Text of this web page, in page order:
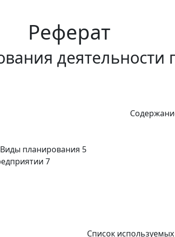
Реферат
деятельности
планирования 5
7
Список